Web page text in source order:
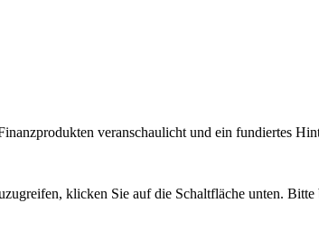
veranschaulicht und ein fundiertes
klicken Sie auf die Schaltfläche unten.